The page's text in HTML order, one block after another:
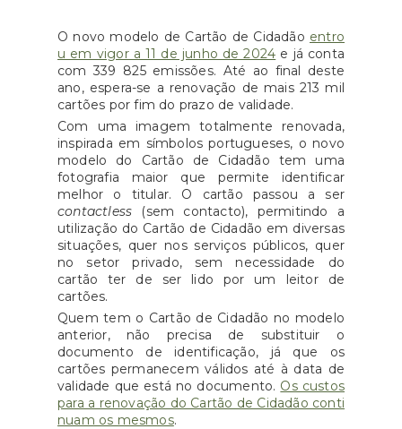
O novo modelo de Cartão de Cidadão entro
u em vigor a 11 de junho de 2024 e já conta
com 339 825 emissões. Até ao final deste
ano, espera-se a renovação de mais 213 mil
cartões por fim do prazo de validade.
Com uma imagem totalmente renovada,
inspirada em símbolos portugueses, o novo
modelo do Cartão de Cidadão tem uma
fotografia maior que permite identificar
melhor o titular. O cartão passou a ser
contactless (sem contacto), permitindo a
utilização do Cartão de Cidadão em diversas
situações, quer nos serviços públicos, quer
no setor privado, sem necessidade do
cartão ter de ser lido por um leitor de
cartões.
Quem tem o Cartão de Cidadão no modelo
anterior, não precisa de substituir o
documento de identificação, já que os
cartões permanecem válidos até à data de
validade que está no documento. Os custos
para a renovação do Cartão de Cidadão conti
nuam os mesmos.